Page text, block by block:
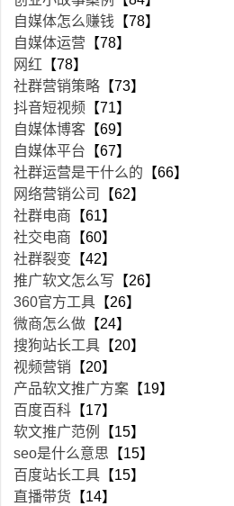
自媒体怎么赚钱 【78】
自媒体运营 【78】
网红 【78】
社群营销策略 【73】
抖音短视频 【71】
自媒体博客 【69】
自媒体平台 【67】
社群运营是干什么的 【66】
网络营销公司
【62】
社群电商 【61】
社交电商 【60】
社群裂变 【42】
推广软文怎么写 【26】
360官方工具 【26】
微商怎么做 【24】
搜狗站长工具 【20】
视频营销 【20】
产品软文推广方案 【19】
百度百科 【17】
软文推广范例
【15】
seo是什么意思 【15】
百度站长工具 【15】
直播带货 【14】